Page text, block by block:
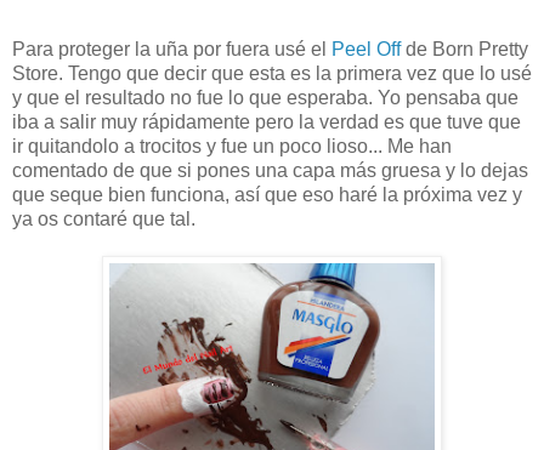
Para proteger la uña por fuera usé el Peel Offde Born Pretty
Store. Tengo que decir que esta es la primera vez que lo usé
y que el resultado no fue lo que esperaba. Yo pensaba que
iba a salir muy rápidamente pero la verdad es que tuve que
ir quitandolo a trocitos y fue un poco lioso... Me han
comentado de que si pones una capa más gruesa y lo dejas
que seque bien funciona, así que eso haré la próxima vez y
ya os contaré que tal.